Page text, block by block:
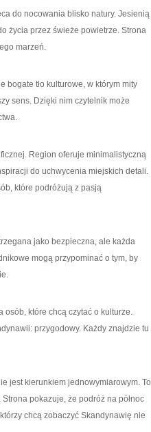
do nocowania blisko natury. Jesienią
życia przez świeże powietrze. Strona
marzeń.
bogate tło kulturowe, w którym mity
sens. Dzięki nim czytelnik może
Region oferuje minimalistyczną
do uchwycenia miejskich detali.
które podróżują z pasją
jako bezpieczna, ale każda
mogą przypominać o tym, by
osób, które chcą czytać o kulturze.
przygodowy. Każdy znajdzie tu
jest kierunkiem jednowymiarowym. To
pokazuje, że podróż na północ
chcą zobaczyć Skandynawię nie